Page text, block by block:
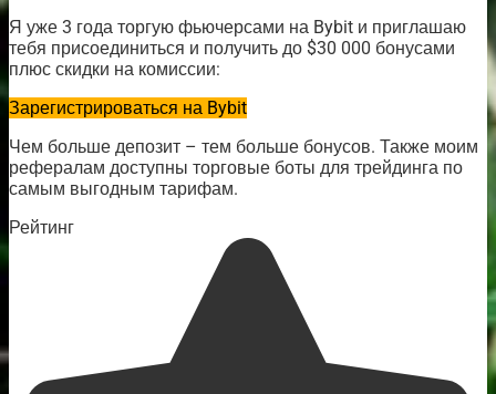
Я уже 3 года торгую фьючерсами на Bybit и приглашаю
тебя присоединиться и получить до $30 000 бонусами
плюс скидки на комиссии:
Зарегистрироваться на Bybit
Чем больше депозит – тем больше бонусов. Также моим
рефералам доступны торговые боты для трейдинга по
самым выгодным тарифам.
Рейтинг